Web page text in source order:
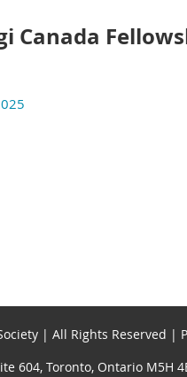
Canada
| All Rights Reserved |
604, Toronto, Ontario M5H